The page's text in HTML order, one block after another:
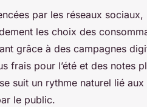
par les réseaux
les choix des
grâce à des campagnes
frais pour l’été et des notes
suit un rythme naturel lié
le public.